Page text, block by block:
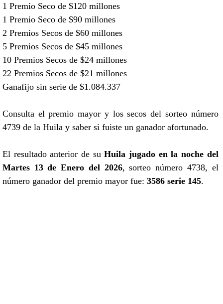
1 Premio Seco de $120 millones
1 Premio Seco de $90 millones
2 Premios Secos de $60 millones
5 Premios Secos de $45 millones
10 Premios Secos de $24 millones
22 Premios Secos de $21 millones
Ganafijo sin serie de $1.084.337
Consulta el premio mayor y los secos del sorteo número
4739 de la Huila y saber si fuiste un ganador afortunado.
El resultado anterior de suHuila jugado en la noche del
Martes 13 de Enero del 2026, sorteo número 4738, el
número ganador del premio mayor fue: 3586 serie 145.